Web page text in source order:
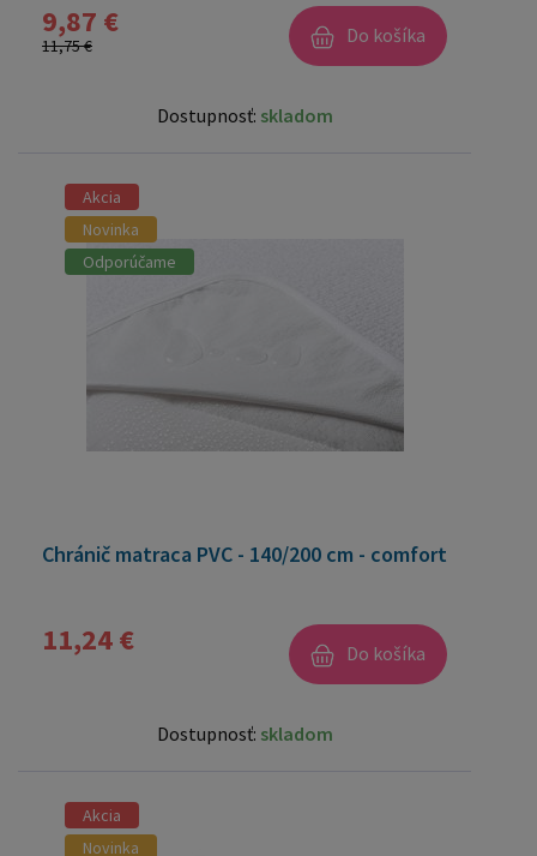
9,87 €
11,75 € Do košíka
Dostupnosť: skladom
Akcia
Novinka
Odporúčame
Chránič matraca PVC - 140/200 cm - comfort
11,24 € Do košíka
Dostupnosť: skladom
Akcia
Novinka